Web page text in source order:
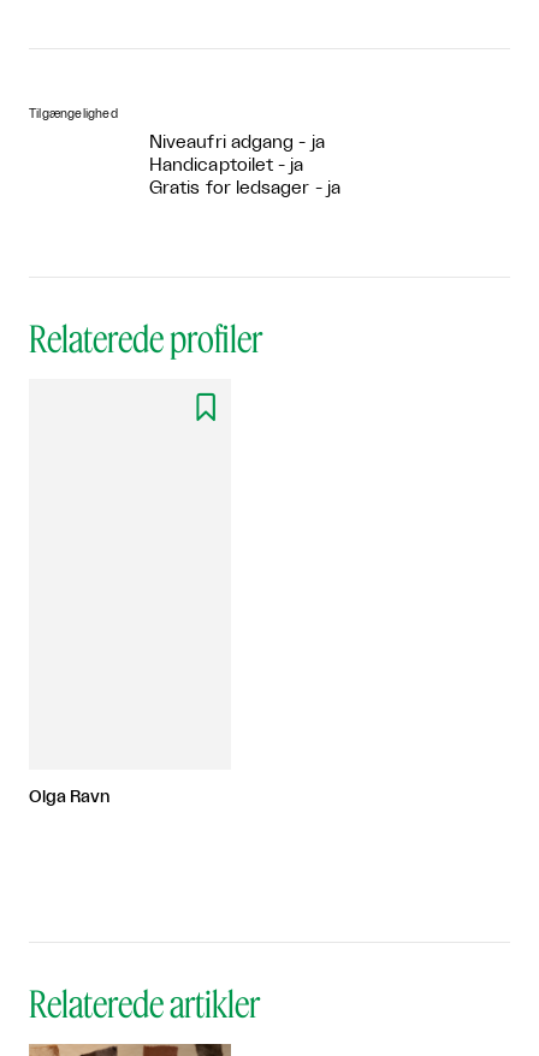
Tilgængelighed
Niveaufri adgang - ja
Handicaptoilet - ja
Gratis for ledsager - ja
Relaterede profiler

Olga Ravn
Relaterede artikler